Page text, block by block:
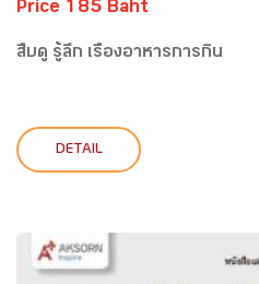
Price 185 Baht
สืบดู รู้ลึก เรื่องอาหารการกิน
DETAIL